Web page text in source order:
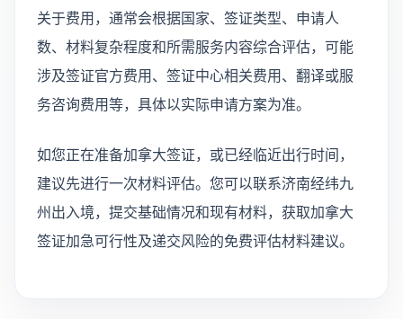
关于费用，通常会根据国家、签证类型、申请人
数、材料复杂程度和所需服务内容综合评估，可能
涉及签证官方费用、签证中心相关费用、翻译或服
务咨询费用等，具体以实际申请方案为准。
如您正在准备加拿大签证，或已经临近出行时间，
建议先进行一次材料评估。您可以联系济南经纬九
州出入境，提交基础情况和现有材料，获取加拿大
签证加急可行性及递交风险的免费评估材料建议。